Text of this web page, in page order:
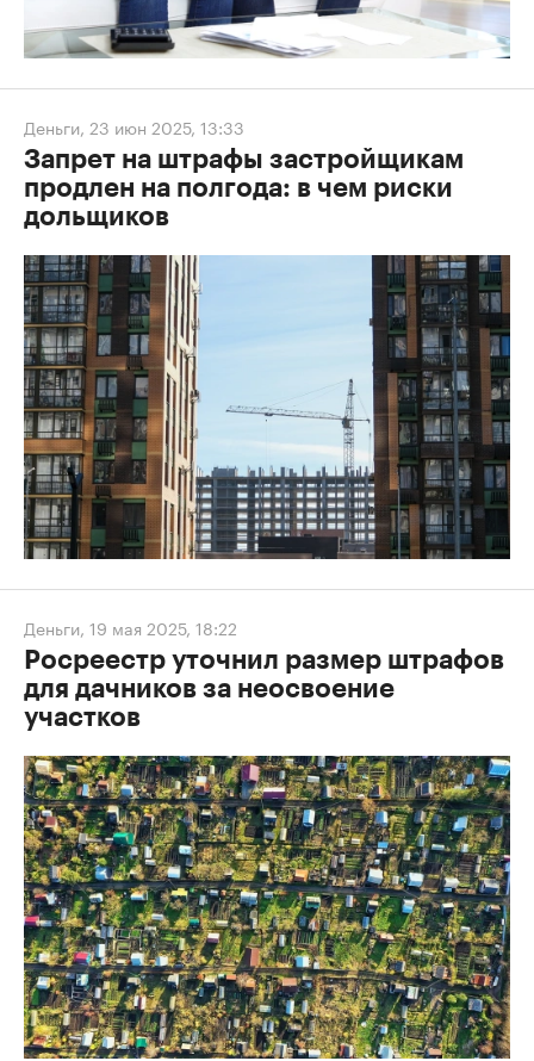
Деньги, 23 июн 2025, 13:33
Запрет на штрафы застройщикам
продлен на полгода: в чем риски
дольщиков
Деньги, 19 мая 2025, 18:22
Росреестр уточнил размер штрафов
для дачников за неосвоение
участков